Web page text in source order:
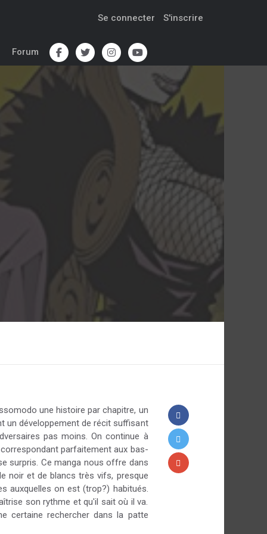
Se connecter S'inscrire
Forum
une histoire par chapitre, un
un développement de récit suffisant
pas moins. On continue à
parfaitement aux bas-
surpris. Ce manga nous offre dans
noir et de blancs très vifs, presque
auxquelles on est (trop?) habitués.
son rythme et qu'il sait où il va.
certaine rechercher dans la patte